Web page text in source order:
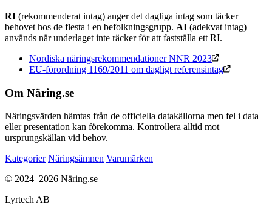
RI (rekommenderat intag) anger det dagliga intag som täcker
behovet hos de flesta i en befolkningsgrupp. AI (adekvat intag)
används när underlaget inte räcker för att fastställa ett RI.
Nordiska näringsrekommendationer NNR 2023
EU-förordning 1169/2011 om dagligt referensintag
Om Näring.se
Näringsvärden hämtas från de officiella datakällorna men fel i data
eller presentation kan förekomma. Kontrollera alltid mot
ursprungskällan vid behov.
Kategorier Näringsämnen Varumärken
© 2024–2026 Näring.se
Lyrtech AB